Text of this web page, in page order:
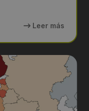
Leer más